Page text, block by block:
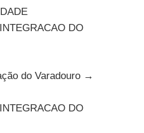
DO
do Varadouro →
DO